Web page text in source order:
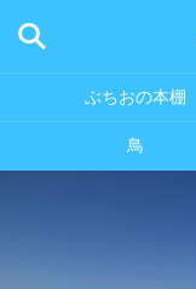
ぶちおの本棚
鳥